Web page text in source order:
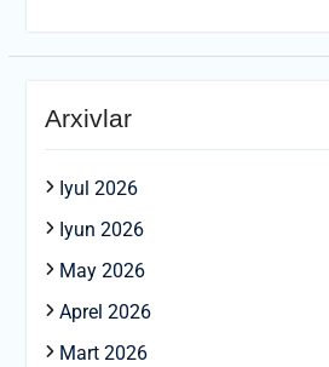
Arxivlar
Iyul 2026
Iyun 2026
May 2026
Aprel 2026
Mart 2026